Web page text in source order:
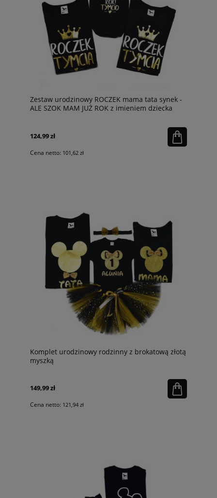
Zestaw urodzinowy ROCZEK mama tata synek -
ALE SZOK MAM JUŻ ROK z imieniem dziecka
124,99 zł
Cena netto: 101,62 zł
Komplet urodzinowy rodzinny z brokatową złotą
myszką
149,99 zł
Cena netto: 121,94 zł